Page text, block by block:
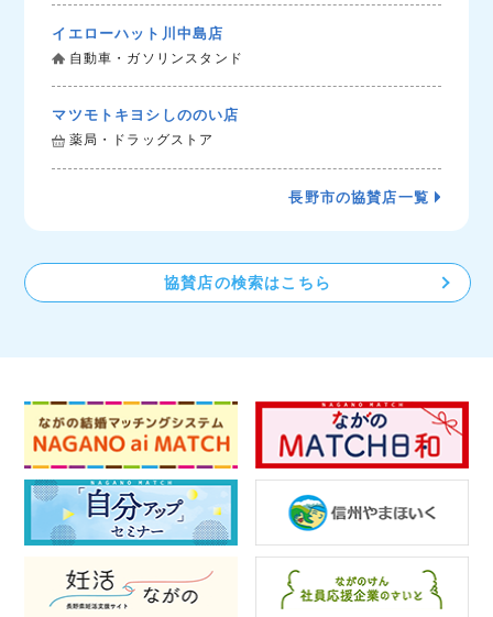
イエローハット川中島店
自動車・ガソリンスタンド
マツモトキヨシしののい店
薬局・ドラッグストア
長野市の協賛店一覧
協賛店の検索はこちら